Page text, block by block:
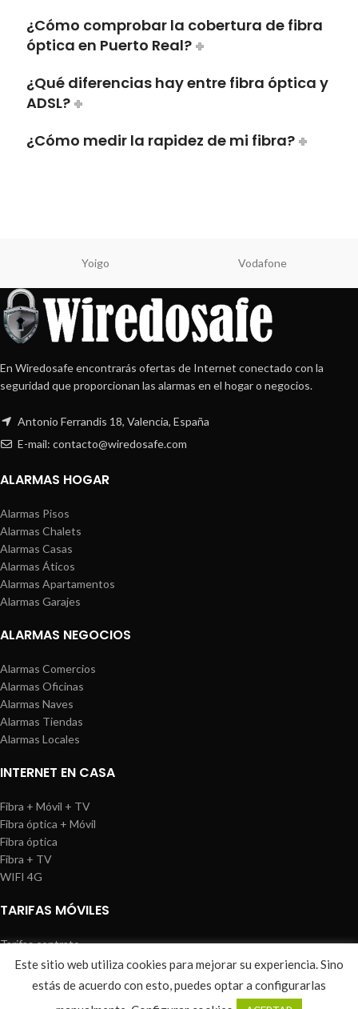
¿Cómo comprobar la cobertura de fibra
óptica en Puerto Real?
¿Qué diferencias hay entre fibra óptica y
ADSL?
¿Cómo medir la rapidez de mi fibra?
Yoigo Vodafone
En Wiredosafe encontrarás ofertas de Internet conectado con la
seguridad que proporcionan las alarmas en el hogar o negocios.
Antonio Ferrandis 18, Valencia, España
E-mail: contacto@wiredosafe.com
ALARMAS HOGAR
Alarmas Pisos
Alarmas Chalets
Alarmas Casas
Alarmas Áticos
Alarmas Apartamentos
Alarmas Garajes
ALARMAS NEGOCIOS
Alarmas Comercios
Alarmas Oficinas
Alarmas Naves
Alarmas Tiendas
Alarmas Locales
INTERNET EN CASA
Fibra + Móvil + TV
Fibra óptica + Móvil
Fibra óptica
Fibra + TV
WIFI 4G
TARIFAS MÓVILES
Tarifas contrato
Tarifas prepago
WIREDOSAFE Aviso Legal Política de Cookies |Sitemap
Este sitio web utiliza cookies para mejorar su experiencia. Sino
estás de acuerdo con esto, puedes optar a configurarlas